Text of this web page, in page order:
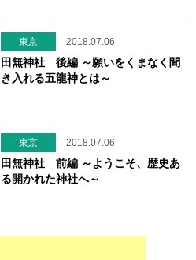
東京 2018.07.06
田無神社 後編 ～願いをくまなく聞
き入れる五龍神とは～
東京 2018.07.06
田無神社 前編 ～ようこそ、歴史あ
る開かれた神社へ～